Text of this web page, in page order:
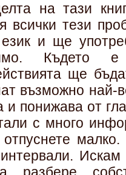
на тази
всички тези
и ще
Където
ще
възможно най-
и понижава от
с много